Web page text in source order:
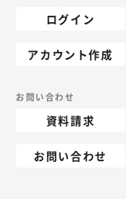
ログイン
アカウント作成
お問い合わせ
資料請求
お問い合わせ